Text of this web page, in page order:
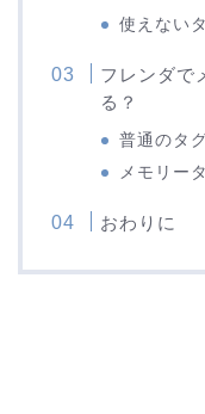
使えない
フレンダで
る？
普通のタ
メモリー
おわりに